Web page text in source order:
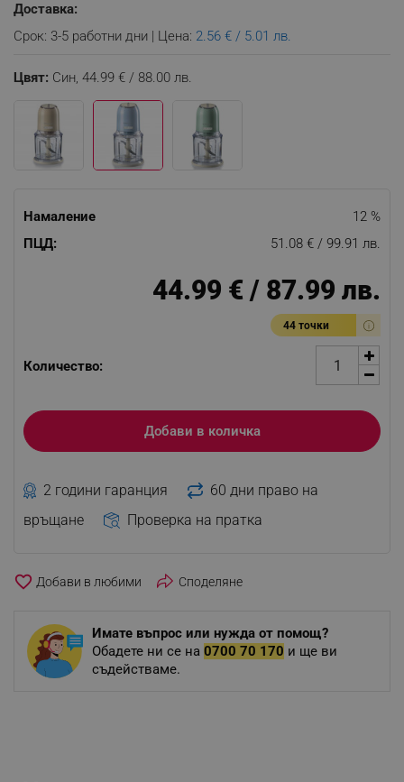
Доставка:
Срок: 3-5 работни дни | Цена: 2.56 € / 5.01 лв.
Цвят: Син, 44.99 € / 88.00 лв.
Намаление
12 %
ПЦД:
51.08 € / 99.91 лв.
44.99 € / 87.99 лв.
44 точки
Количество:
Добави в количка
2 години гаранция
60 дни право на
връщане
Проверка на пратка
favorite_border Споделяне
Имате въпрос или нужда от помощ?
Обадете ни се на 0700 70 170 и ще ви
съдействаме.